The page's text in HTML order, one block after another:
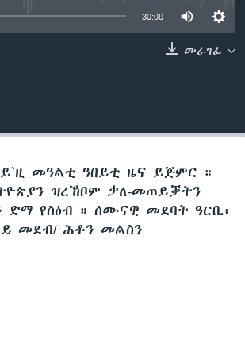
30:00
መራገፊ
መዓልቲ ዓበይቲ ዜና ይጅምር ።
ዝረኽቦም ቃለ-መጠይቓትን
የስዕብ ። ሰሙናዊ መደባት ዓርቢ፡
መደብ/ ሕቶን መልስን